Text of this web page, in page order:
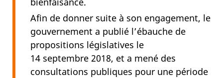
Afin de donner suite à son engagement, le
gouvernement a publié l’ébauche de
propositions législatives le
14 septembre 2018, et a mené des
consultations publiques pour une période